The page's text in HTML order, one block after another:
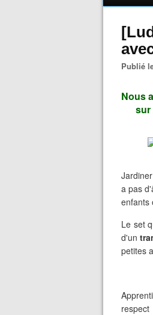
[Ludothèque] Lumière sur notre set de jardinage
Publié
Nous
sur
a pas
enfants
Le set
d'un
petites